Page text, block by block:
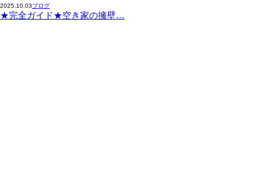
2025.10.03ブログ
★完全ガイド★空き家の擁壁…